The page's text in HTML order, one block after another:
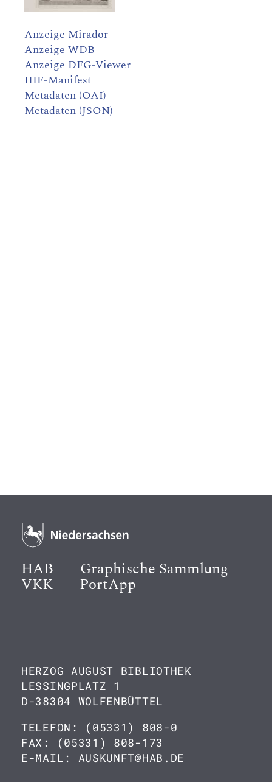
Anzeige Mirador
Anzeige WDB
Anzeige DFG-Viewer
IIIF-Manifest
Metadaten (OAI)
Metadaten (JSON)
HAB Graphische Sammlung
VKK PortApp
HERZOG AUGUST BIBLIOTHEK
LESSINGPLATZ 1
D-38304 WOLFENBÜTTEL
TELEFON: (05331) 808-0
FAX: (05331) 808-173
E-MAIL: AUSKUNFT@HAB.DE